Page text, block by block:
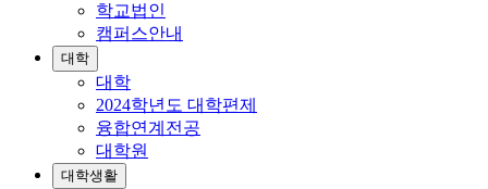
학교법인
캠퍼스안내
대학
대학
2024학년도 대학편제
융합연계전공
대학원
대학생활